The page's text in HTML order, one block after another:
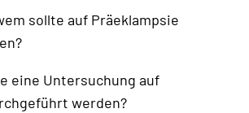
sollte auf Präeklampsie
eine Untersuchung auf
werden?